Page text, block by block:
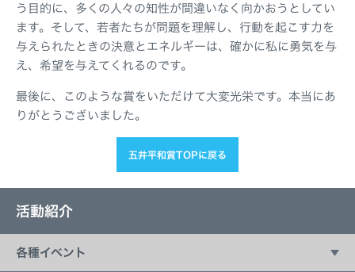
う目的に、多くの人々の知性が間違いなく向かおうとしてい
ます。そして、若者たちが問題を理解し、行動を起こす力を
与えられたときの決意とエネルギーは、確かに私に勇気を与
え、希望を与えてくれるのです。
最後に、このような賞をいただけて大変光栄です。本当にあ
りがとうございました。
五井平和賞TOPに戻る
活動紹介
各種イベント